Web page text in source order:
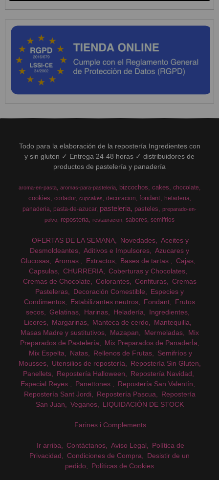
Todo para la elaboración de la repostería Ingredientes con
y sin gluten ✓ Entrega 24-48 horas ✓ distribuidores de
productos de pastelería y panadería
aroma-en-pasta aromas-para-pasteleria bizcochos cakes chocolate
cookies cortador cupcakes decoracion fondant
heladeria
panaderia pasta-de-azucar pasteleria pasteles
preparado-en-
polvo
reposteria restauracion sabores semifrios
OFERTAS DE LA SEMANA Novedades
Aceites y
Desmoldeantes
Aditivos e Impulsores
Azucares y
Glucosas
Aromas Extractos Bases de tartas
Cajas
Capsulas
CHURRERIA
Coberturas y Chocolates
Cremas de Chocolate
Colorantes Confituras
Cremas
Pasteleras
Decoración Comestible
Especies y
Condimentos
Estabilizantes neutros Fondant
Frutos
secos
Gelatinas Harinas Heladería
Ingredientes
Licores
Margarinas Manteca de cerdo
Mantequilla
Masas Madre y sustitutivos
Mazapan Mermeladas
Mix
Preparados de Pastelería
Mix Preparados de PanaderÍa
Mix Espelta
Natas Rellenos de Frutas
Semifríos y
Mousses
Utensilios de repostería
Repostería Sin Gluten
Panellets
Repostería Halloween
Repostería Navidad
Especial Reyes
Panettones
Repostería San Valentín
Repostería Sant Jordi
Repostería Pascua
Repostería
San Juan
Veganos LIQUIDACIÓN DE STOCK
Farines i Complements
Ir arriba Contáctanos Aviso Legal
Política de
Privacidad
Condiciones de Compra
Desistir de un
pedido
Políticas de Cookies